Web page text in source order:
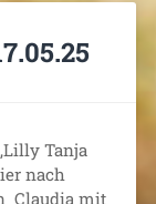
Tanja
nach
Claudia mit